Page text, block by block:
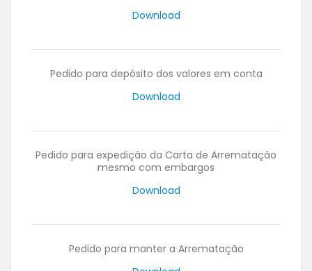
Download
Pedido para depósito dos valores em conta
Download
Pedido para expedição da Carta de Arrematação
mesmo com embargos
Download
Pedido para manter a Arrematação